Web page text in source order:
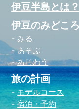
伊豆半島とは？
伊豆のみどころ
みる
あそぶ
あじわう
旅の計画
モデルコース
宿泊・予約